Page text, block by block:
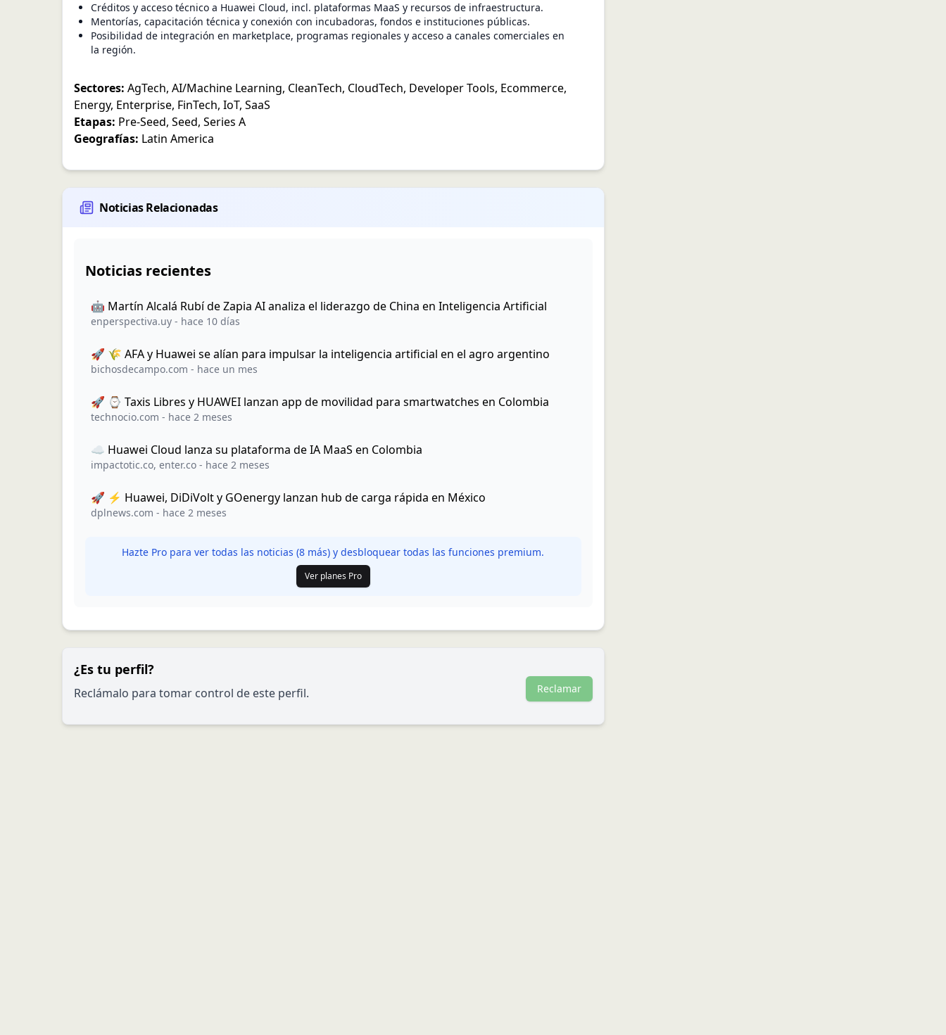
Créditos y acceso técnico a Huawei Cloud, incl. plataformas MaaS y recursos de infraestructura.
Mentorías, capacitación técnica y conexión con incubadoras, fondos e instituciones públicas.
Posibilidad de integración en marketplace, programas regionales y acceso a canales comerciales en
la región.
Sectores: AgTech, AI/Machine Learning, CleanTech, CloudTech, Developer Tools, Ecommerce,
Energy, Enterprise, FinTech, IoT, SaaS
Etapas: Pre-Seed, Seed, Series A
Geografías: Latin America
Noticias Relacionadas
Noticias recientes
🤖 Martín Alcalá Rubí de Zapia AI analiza el liderazgo de China en Inteligencia Artificial
enperspectiva.uy - hace 10 días
🚀 🌾 AFA y Huawei se alían para impulsar la inteligencia artificial en el agro argentino
bichosdecampo.com - hace un mes
🚀 ⌚ Taxis Libres y HUAWEI lanzan app de movilidad para smartwatches en Colombia
technocio.com - hace 2 meses
☁️ Huawei Cloud lanza su plataforma de IA MaaS en Colombia
impactotic.co, enter.co - hace 2 meses
🚀 ⚡ Huawei, DiDiVolt y GOenergy lanzan hub de carga rápida en México
dplnews.com - hace 2 meses
Hazte Pro para ver todas las noticias (8 más) y desbloquear todas las funciones premium.
Ver planes Pro
¿Es tu perfil?
Reclámalo para tomar control de este perfil. Reclamar